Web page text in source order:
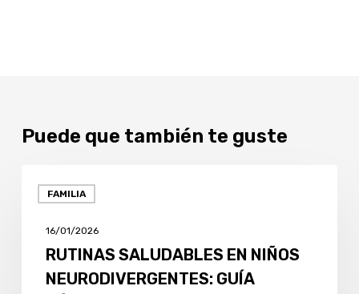
Puede que también te guste
FAMILIA
SALUDABLES
NIÑOS
NEURODIVERGENTES:
16/01/2026
RUTINAS SALUDABLES EN NIÑOS
NEURODIVERGENTES: GUÍA